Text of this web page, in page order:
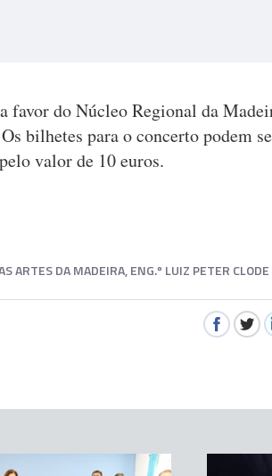
favor do Núcleo Regional da
bilhetes para o concerto podem
valor de 10 euros.
ARTES DA MADEIRA, ENG.º LUIZ PETER CLODE